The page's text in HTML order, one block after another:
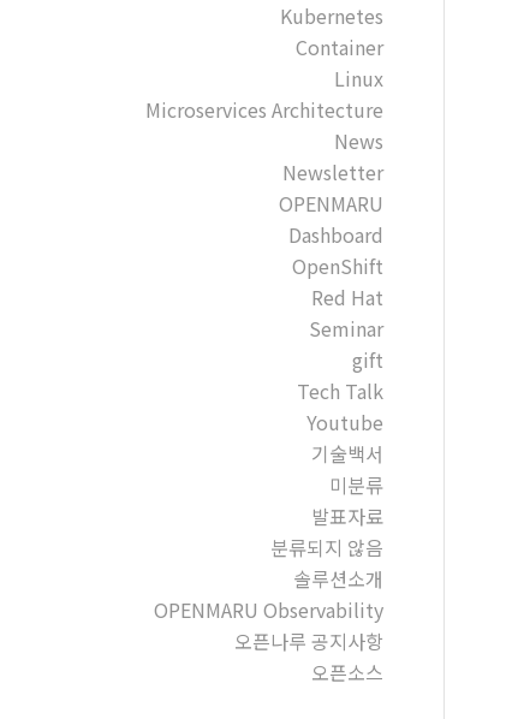
Kubernetes
Container
Linux
Microservices Architecture
News
Newsletter
OPENMARU
Dashboard
OpenShift
Red Hat
Seminar
gift
Tech Talk
Youtube
기술백서
미분류
발표자료
분류되지 않음
솔루션소개
OPENMARU Observability
오픈나루 공지사항
오픈소스